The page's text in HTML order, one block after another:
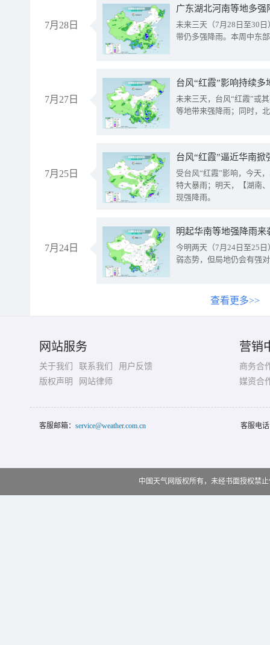
7月28日
广东湖北河南等地多
未来三天（7月28日至30
带仍多强降雨。本周中东
7月27日
台风“红霞”影响持续
未来三天，台风“红霞”或
等地带来强降雨；同时，
7月25日
台风“红霞”逼近华南
受台风“红霞”影响，今天
特大暴雨；明天，【湖南
现强降雨。
7月24日
明起华南等地强降雨
今明两天（7月24日至25
弱态势，但局地仍会有强
查看更多>>
网站服务
关于我们 联系我们
用户反馈
版权声明
网站律师
营销
商务合
媒资合
客服邮箱： service@weather.com.cn 客服电
中国天气网版权所有，未经书面授权